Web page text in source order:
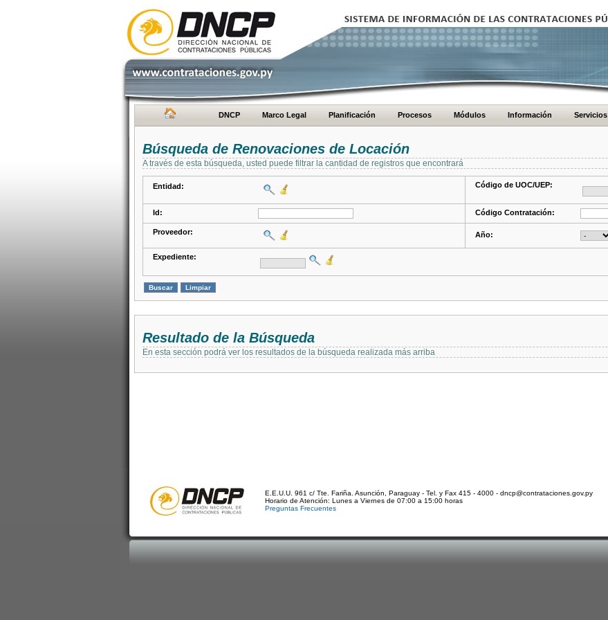
DNCP Marco Legal Planificación Procesos Módulos Información Servicios
Búsqueda de Renovaciones de Locación
A través de esta búsqueda, usted puede filtrar la cantidad de registros que encontrará
Entidad: Código de UOC/UEP:
Id: Código Contratación:
Proveedor: Año:
Expediente:
Resultado de la Búsqueda
En esta sección podrá ver los resultados de la búsqueda realizada más arriba
E.E.U.U. 961 c/ Tte. Fariña. Asunción, Paraguay - Tel. y Fax 415 - 4000 - dncp@contrataciones.gov.py
Horario de Atención: Lunes a Viernes de 07:00 a 15:00 horas
Preguntas Frecuentes